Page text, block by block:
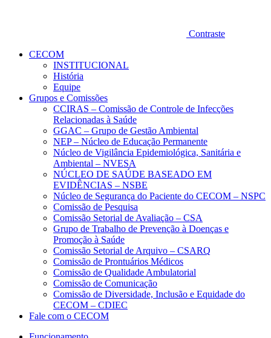
Contraste
CECOM
INSTITUCIONAL
História
Equipe
Grupos e Comissões
CCIRAS – Comissão de Controle de Infecções
Relacionadas à Saúde
GGAC – Grupo de Gestão Ambiental
NEP – Núcleo de Educação Permanente
Núcleo de Vigilância Epidemiológica, Sanitária e
Ambiental – NVESA
NÚCLEO DE SAÚDE BASEADO EM
EVIDÊNCIAS – NSBE
Núcleo de Segurança do Paciente do CECOM – NSPC
Comissão de Pesquisa
Comissão Setorial de Avaliação – CSA
Grupo de Trabalho de Prevenção à Doenças e
Promoção à Saúde
Comissão Setorial de Arquivo – CSARQ
Comissão de Prontuários Médicos
Comissão de Qualidade Ambulatorial
Comissão de Comunicação
Comissão de Diversidade, Inclusão e Equidade do
CECOM – CDIEC
Fale com o CECOM